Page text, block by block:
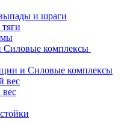
и шраги
Силовые комплексы
и Силовые комплексы
вес